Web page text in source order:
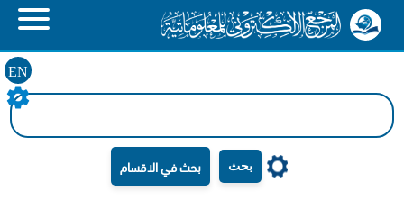
EN
بحث